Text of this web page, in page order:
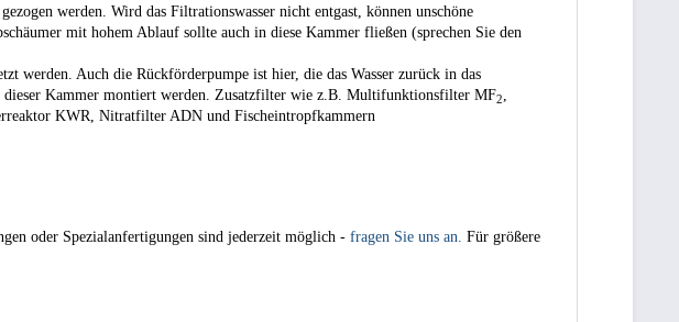
werden. Wird das Filtrationswasser nicht entgast, können unschöne
mit hohem Ablauf sollte auch in diese Kammer fließen (sprechen Sie den
werden. Auch die Rückförderpumpe ist hier, die das Wasser zurück in das
Kammer montiert werden. Zusatzfilter wie z.B. Multifunktionsfilter MF2,
KWR, Nitratfilter ADN und Fischeintropfkammern
oder Spezialanfertigungen sind jederzeit möglich - fragen Sie uns an. Für größere